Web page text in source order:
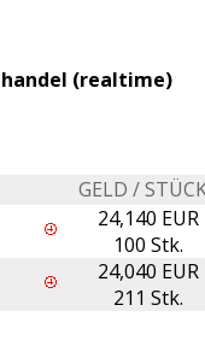
(realtime)
GELD /
24,140 EUR
100 Stk.
24,040 EUR
211 Stk.